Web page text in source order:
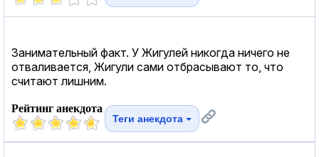
Занимательный факт. У Жигулей никогда ничего не
отваливается, Жигули сами отбрасывают то, что
считают лишним.
Рейтинг анекдота
Теги анекдота